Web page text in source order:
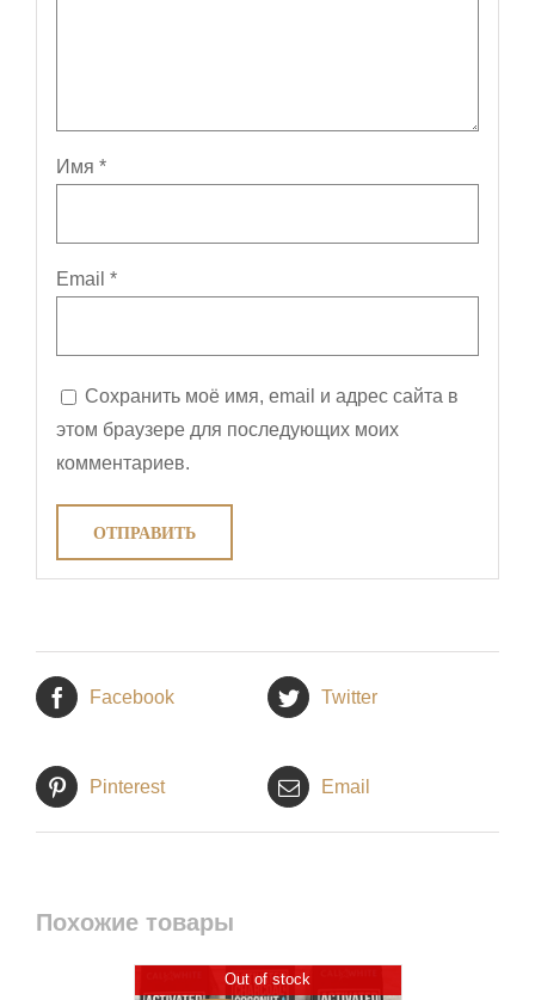
Имя *
Email *
Сохранить моё имя, email и адрес сайта в
этом браузере для последующих моих
комментариев.
Facebook Twitter
Pinterest Email
Похожие товары
Out of stock